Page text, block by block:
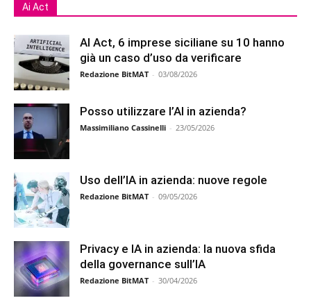
Ai Act
AI Act, 6 imprese siciliane su 10 hanno
già un caso d’uso da verificare
Redazione BitMAT - 03/08/2026
Posso utilizzare l’AI in azienda?
Massimiliano Cassinelli - 23/05/2026
Uso dell’IA in azienda: nuove regole
Redazione BitMAT - 09/05/2026
Privacy e IA in azienda: la nuova sfida
della governance sull’IA
Redazione BitMAT - 30/04/2026